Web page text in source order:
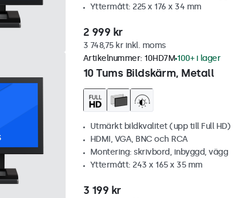
Yttermått: 225 x 176 x 34 mm
2 999 kr
3 748,75 kr inkl. moms
10 Tums Bildskärm, Metall
Artikelnummer: 10HD7M 100+ i lager
Utmärkt bildkvalitet (upp till Full HD)
HDMI, VGA, BNC och RCA
Montering: skrivbord, inbyggd, vägg
Yttermått: 243 x 165 x 35 mm
3 199 kr